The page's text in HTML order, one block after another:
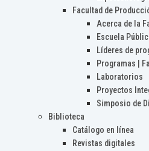
Facultad de
Acerca de la
Escuela
Líderes de
Programas |
Laboratorios
Proyectos
Simposio de
Biblioteca
Catálogo en línea
Revistas digitales